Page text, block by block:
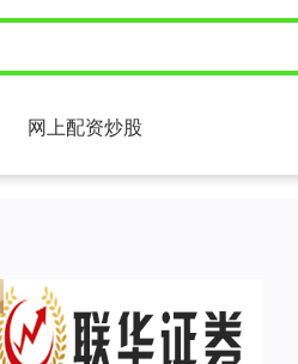
网上配资炒股